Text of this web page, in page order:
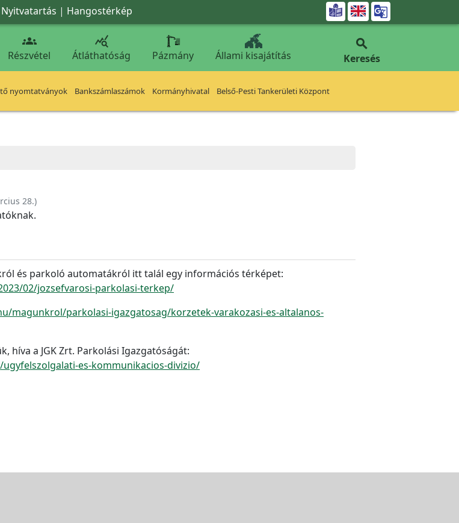
Nyitvatartás | Hangostérkép 

Részvétel

Átláthatóság Pázmány Állami kisajátítás

Keresés
nyomtatványok Bankszámlaszámok Kormányhivatal Belső-Pesti Tankerületi Központ
28.)
és parkoló automatákról itt talál egy információs térképet:
02/jozsefvarosi-parkolasi-terkep/
magunkrol/parkolasi-igazgatosag/korzetek-varakozasi-es-altalanos-
híva a JGK Zrt. Parkolási Igazgatóságát:
es-kommunikacios-divizio/